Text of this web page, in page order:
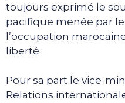
toujours exprimé le
pacifique menée par
l’occupation
liberté.
Pour sa part le vice-
Relations